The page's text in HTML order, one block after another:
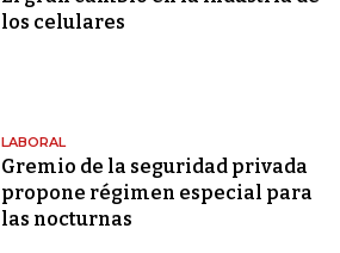
los celulares
LABORAL
Gremio de la seguridad privada
propone régimen especial para
las nocturnas